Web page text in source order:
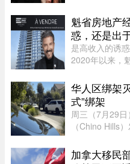
提下共同做出
股份的计划，
魁省房地产
惑，还是出
是高收入的诱
2020年以来，
为可能带来经
华人区绑架
式”绑架
周三（7月29
（Chino Hills
者，此种暴行
加拿大移民